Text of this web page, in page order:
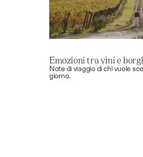
Emozioni tra vini e
Emozioni tra vini e
Note di viaggio di chi vuole
giorno.